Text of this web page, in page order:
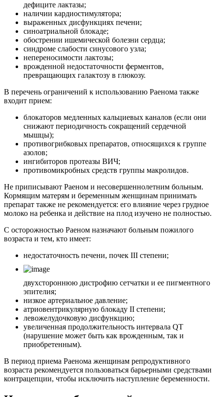
дефиците лактазы;
наличии кардиостимулятора;
выраженных дисфункциях печени;
синоатриальной блокаде;
обострении ишемической болезни сердца;
синдроме слабости синусового узла;
непереносимости лактозы;
врожденной недостаточности ферментов,
превращающих галактозу в глюкозу.
В перечень ограничений к использованию Раенома также
входит прием:
блокаторов медленных кальциевых каналов (если они
снижают периодичность сокращений сердечной
мышцы);
противогрибковых препаратов, относящихся к группе
азолов;
ингибиторов протеазы ВИЧ;
противомикробных средств группы макролидов.
Не приписывают Раеном и несовершеннолетним больным.
Кормящим матерям и беременным женщинам принимать
препарат также не рекомендуется: его влияние через грудное
молоко на ребенка и действие на плод изучено не полностью.
С осторожностью Раеном назначают больным пожилого
возраста и тем, кто имеет:
недостаточность печени, почек III степени;
двухстороннюю дистрофию сетчатки и ее пигментного
эпителия;
низкое артериальное давление;
атриовентрикулярную блокаду II степени;
левожелудочковую дисфункцию;
увеличенная продолжительность интервала QT
(нарушение может быть как врожденным, так и
приобретенным).
В период приема Раенома женщинам репродуктивного
возраста рекомендуется пользоваться барьерными средствами
контрацепции, чтобы исключить наступление беременности.